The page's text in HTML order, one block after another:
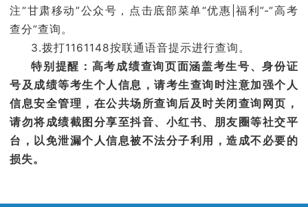
注“甘肃移动”公众号，点击底部菜单“优惠|福利”-“高考
查分”查询。
3.拨打1161148按联通语音提示进行查询。
特别提醒：高考成绩查询页面涵盖考生号、身份证
号及成绩等考生个人信息，请考生查询时注意加强个人
信息安全管理，在公共场所查询后及时关闭查询网页，
请勿将成绩截图分享至抖音、小红书、朋友圈等社交平
台，以免泄漏个人信息被不法分子利用，造成不必要的
损失。